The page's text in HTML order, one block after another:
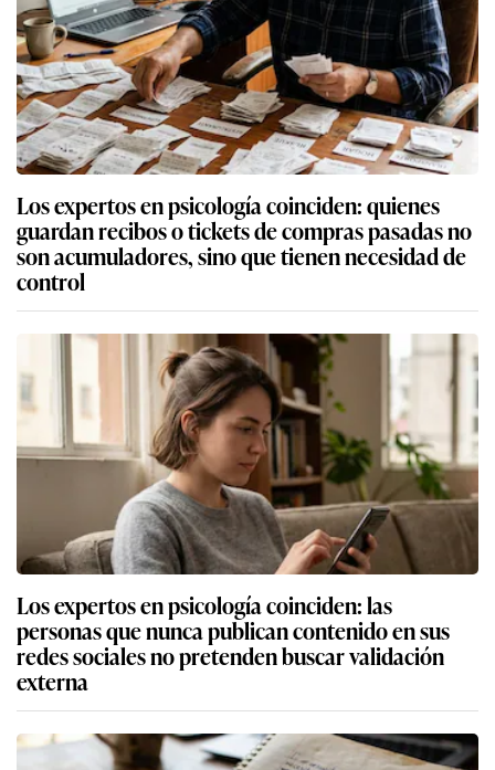
Los expertos en psicología coinciden: quienes
guardan recibos o tickets de compras pasadas no
son acumuladores, sino que tienen necesidad de
control
Los expertos en psicología coinciden: las
personas que nunca publican contenido en sus
redes sociales no pretenden buscar validación
externa